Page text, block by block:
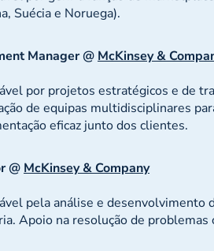
Suécia e Noruega).
Manager @ McKinsey &
por projetos estratégicos e de
de equipas multidisciplinares
eficaz junto dos clientes.
@ McKinsey & Company
pela análise e desenvolvimento
Apoio na resolução de